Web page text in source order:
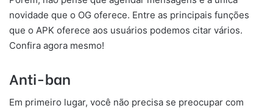
novidade que o OG oferece. Entre as principais funções
que o APK oferece aos usuários podemos citar vários.
Confira agora mesmo!
Anti-ban
Em primeiro lugar, você não precisa se preocupar com